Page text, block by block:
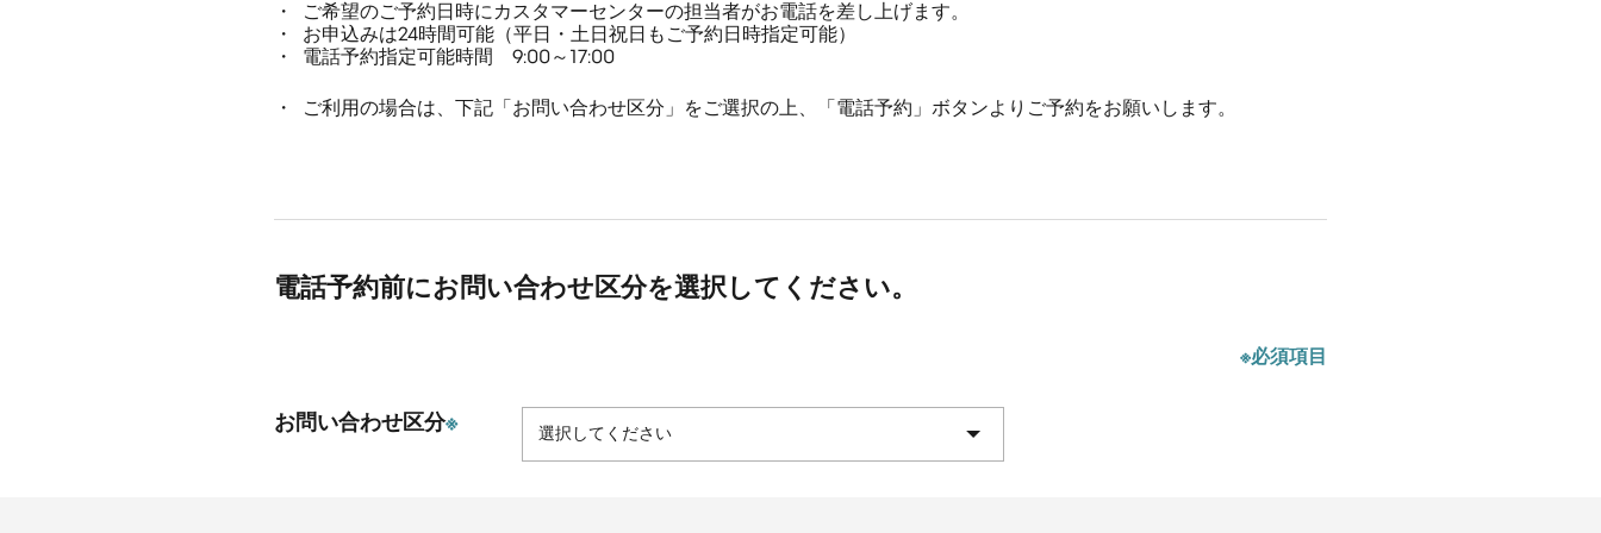
ご希望のご予約日時にカスタマーセンターの担当者がお電話を差し上げます。
お申込みは24時間可能（平日・土日祝日もご予約日時指定可能）
電話予約指定可能時間 9:00～17:00
ご利用の場合は、下記「お問い合わせ区分」をご選択の上、「電話予約」ボタンよりご予約をお願いします。
電話予約前にお問い合わせ区分を選択してください。
※必須項目
お問い合わせ区分※